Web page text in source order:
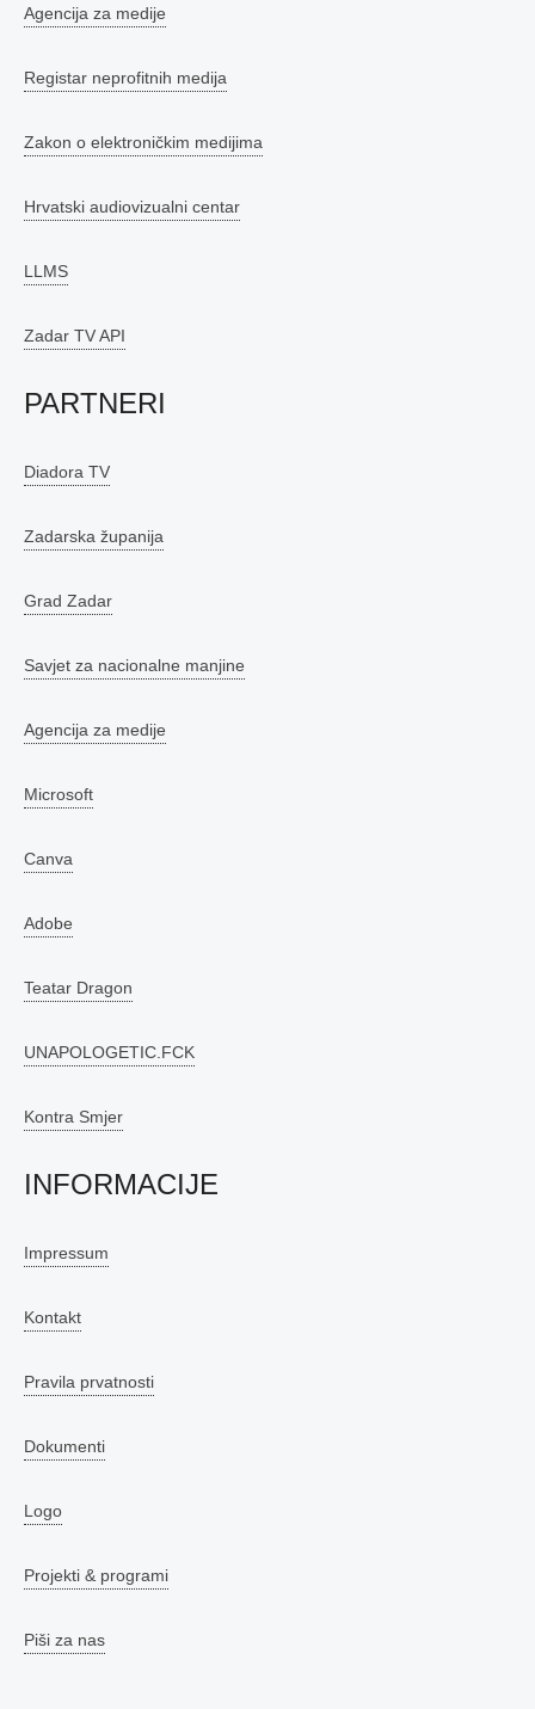
Agencija za medije
Registar neprofitnih medija
Zakon o elektroničkim medijima
Hrvatski audiovizualni centar
LLMS
Zadar TV API
PARTNERI
Diadora TV
Zadarska županija
Grad Zadar
Savjet za nacionalne manjine
Agencija za medije
Microsoft
Canva
Adobe
Teatar Dragon
UNAPOLOGETIC.FCK
Kontra Smjer
INFORMACIJE
Impressum
Kontakt
Pravila prvatnosti
Dokumenti
Logo
Projekti & programi
Piši za nas